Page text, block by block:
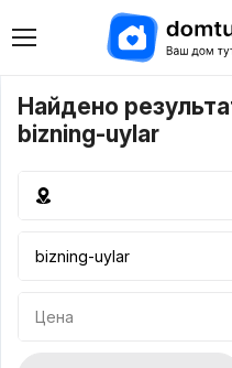
Найдено
bizning-uylar
Цена